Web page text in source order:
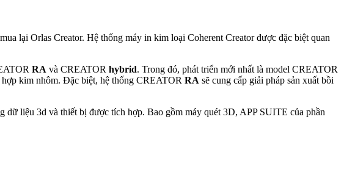
lại Orlas Creator. Hệ thống máy in kim loại Coherent Creator được đặc biệt quan
RA và CREATOR hybrid. Trong đó, phát triển mới nhất là model CREATOR
kim nhôm. Đặc biệt, hệ thống CREATOR RA sẽ cung cấp giải pháp sản xuất bồi
liệu 3d và thiết bị được tích hợp. Bao gồm máy quét 3D, APP SUITE của phần